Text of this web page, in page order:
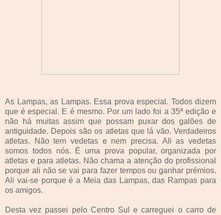
As Lampas, as Lampas. Essa prova especial. Todos dizem
que é especial. E é mesmo. Por um lado foi a 35ª edição e
não há muitas assim que possam puxar dos galões de
antiguidade. Depois são os atletas que lá vão. Verdadeiros
atletas. Não tem vedetas e nem precisa. Ali as vedetas
somos todos nós. É uma prova popular, organizada por
atletas e para atletas. Não chama a atenção do profissional
porque ali não se vai para fazer tempos ou ganhar prémios.
Ali vai-se porque é a Meia das Lampas, das Rampas para
os amigos.
Desta vez passei pelo Centro Sul e carreguei o carro de